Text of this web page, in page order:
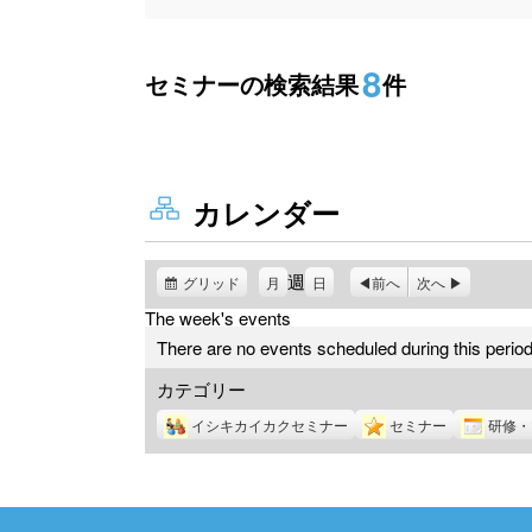
セミナーの検索結果8件
カレンダー
グリッド 月 週 日 前へ 次へ
The week's events
There are no events scheduled during this
カテゴリー
イシキカイカクセミナー セミナー 研修